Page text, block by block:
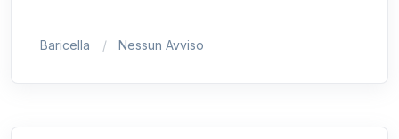
Baricella Nessun Avviso